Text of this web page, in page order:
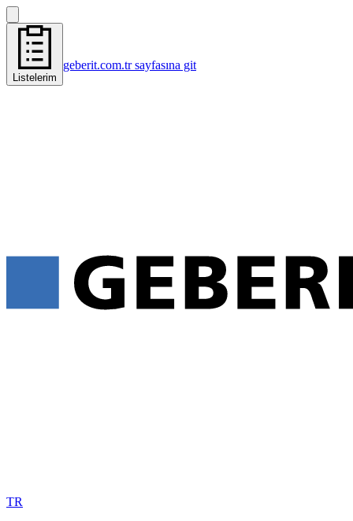
Listelerim
geberit.com.tr sayfasına git
TR